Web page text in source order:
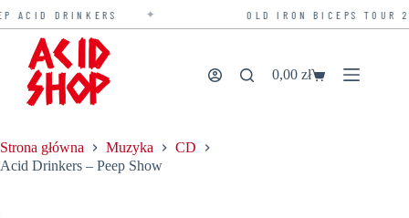
DRINKERS OLD IRON BICEPS TOUR
Przejdź
treści
Koszyk
0,00zł
Strona główna Muzyka
CD
Acid Drinkers – Peep Show